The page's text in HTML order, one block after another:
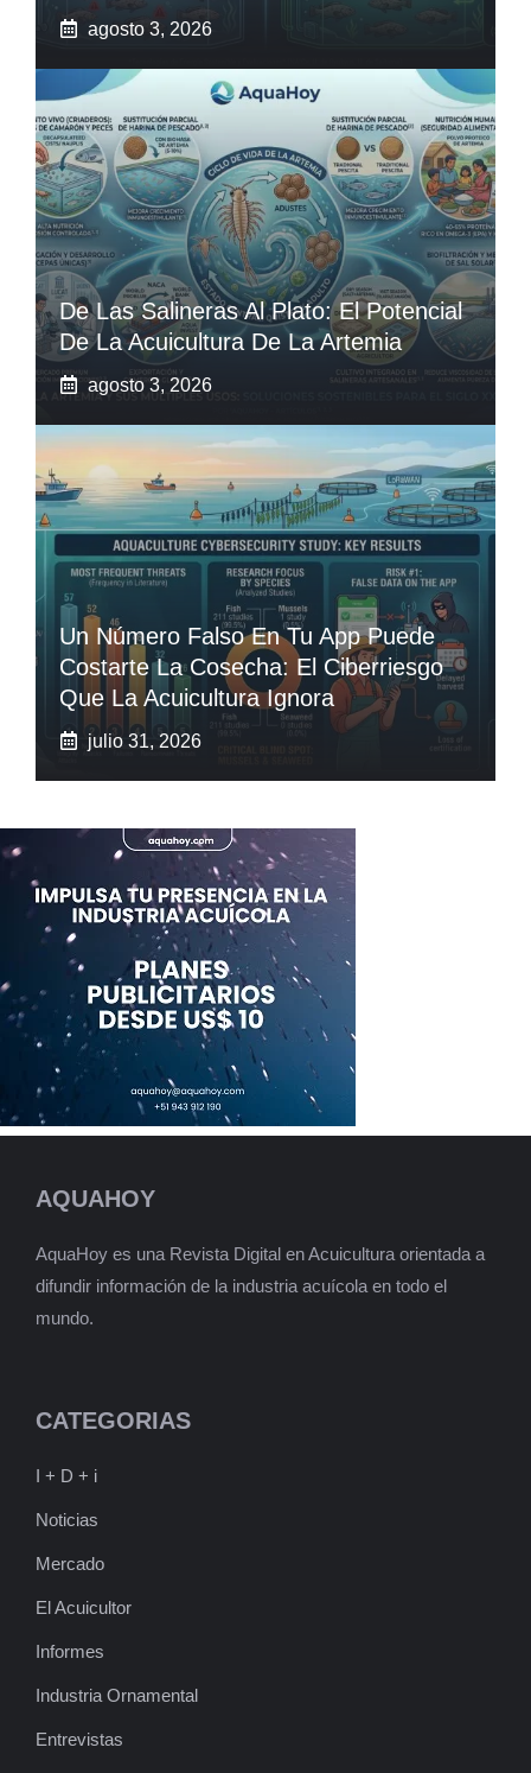
agosto 3, 2026
De Las Salineras Al Plato: El Potencial
De La Acuicultura De La Artemia
agosto 3, 2026
Un Número Falso En Tu App Puede
Costarte La Cosecha: El Ciberriesgo
Que La Acuicultura Ignora
julio 31, 2026
AQUAHOY
AquaHoy es una Revista Digital en Acuicultura orientada a
difundir información de la industria acuícola en todo el
mundo.
CATEGORIAS
I + D + i
Noticias
Mercado
El Acuicultor
Informes
Industria Ornamental
Entrevistas